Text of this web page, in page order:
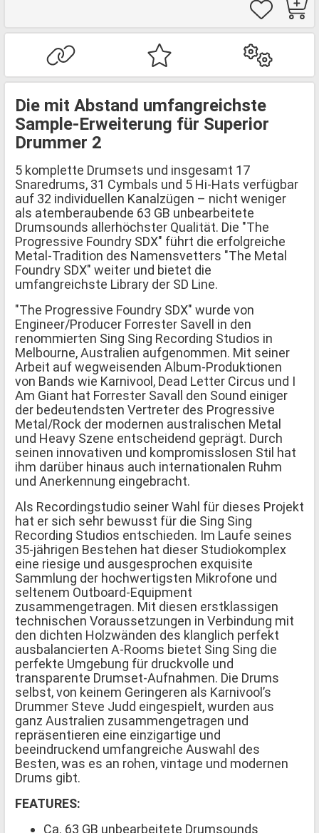
Die mit Abstand umfangreichste
Sample-Erweiterung für Superior
Drummer 2
5 komplette Drumsets und insgesamt 17
Snaredrums, 31 Cymbals und 5 Hi-Hats verfügbar
auf 32 individuellen Kanalzügen – nicht weniger
als atemberaubende 63 GB unbearbeitete
Drumsounds allerhöchster Qualität. Die "The
Progressive Foundry SDX" führt die erfolgreiche
Metal-Tradition des Namensvetters "The Metal
Foundry SDX" weiter und bietet die
umfangreichste Library der SD Line.
"The Progressive Foundry SDX" wurde von
Engineer/Producer Forrester Savell in den
renommierten Sing Sing Recording Studios in
Melbourne, Australien aufgenommen. Mit seiner
Arbeit auf wegweisenden Album-Produktionen
von Bands wie Karnivool, Dead Letter Circus und I
Am Giant hat Forrester Savall den Sound einiger
der bedeutendsten Vertreter des Progressive
Metal/Rock der modernen australischen Metal
und Heavy Szene entscheidend geprägt. Durch
seinen innovativen und kompromisslosen Stil hat
ihm darüber hinaus auch internationalen Ruhm
und Anerkennung eingebracht.
Als Recordingstudio seiner Wahl für dieses Projekt
hat er sich sehr bewusst für die Sing Sing
Recording Studios entschieden. Im Laufe seines
35-jährigen Bestehen hat dieser Studiokomplex
eine riesige und ausgesprochen exquisite
Sammlung der hochwertigsten Mikrofone und
seltenem Outboard-Equipment
zusammengetragen. Mit diesen erstklassigen
technischen Voraussetzungen in Verbindung mit
den dichten Holzwänden des klanglich perfekt
ausbalancierten A-Rooms bietet Sing Sing die
perfekte Umgebung für druckvolle und
transparente Drumset-Aufnahmen. Die Drums
selbst, von keinem Geringeren als Karnivool’s
Drummer Steve Judd eingespielt, wurden aus
ganz Australien zusammengetragen und
repräsentieren eine einzigartige und
beeindruckend umfangreiche Auswahl des
Besten, was es an rohen, vintage und modernen
Drums gibt.
FEATURES:
Ca. 63 GB unbearbeitete Drumsounds